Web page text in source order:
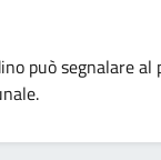
può segnalare al